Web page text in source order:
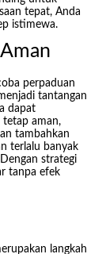
tepat, Anda
istimewa.
perpaduan
tantangan
dapat
tetap aman,
tambahkan
terlalu banyak
strategi
tanpa efek
langkah